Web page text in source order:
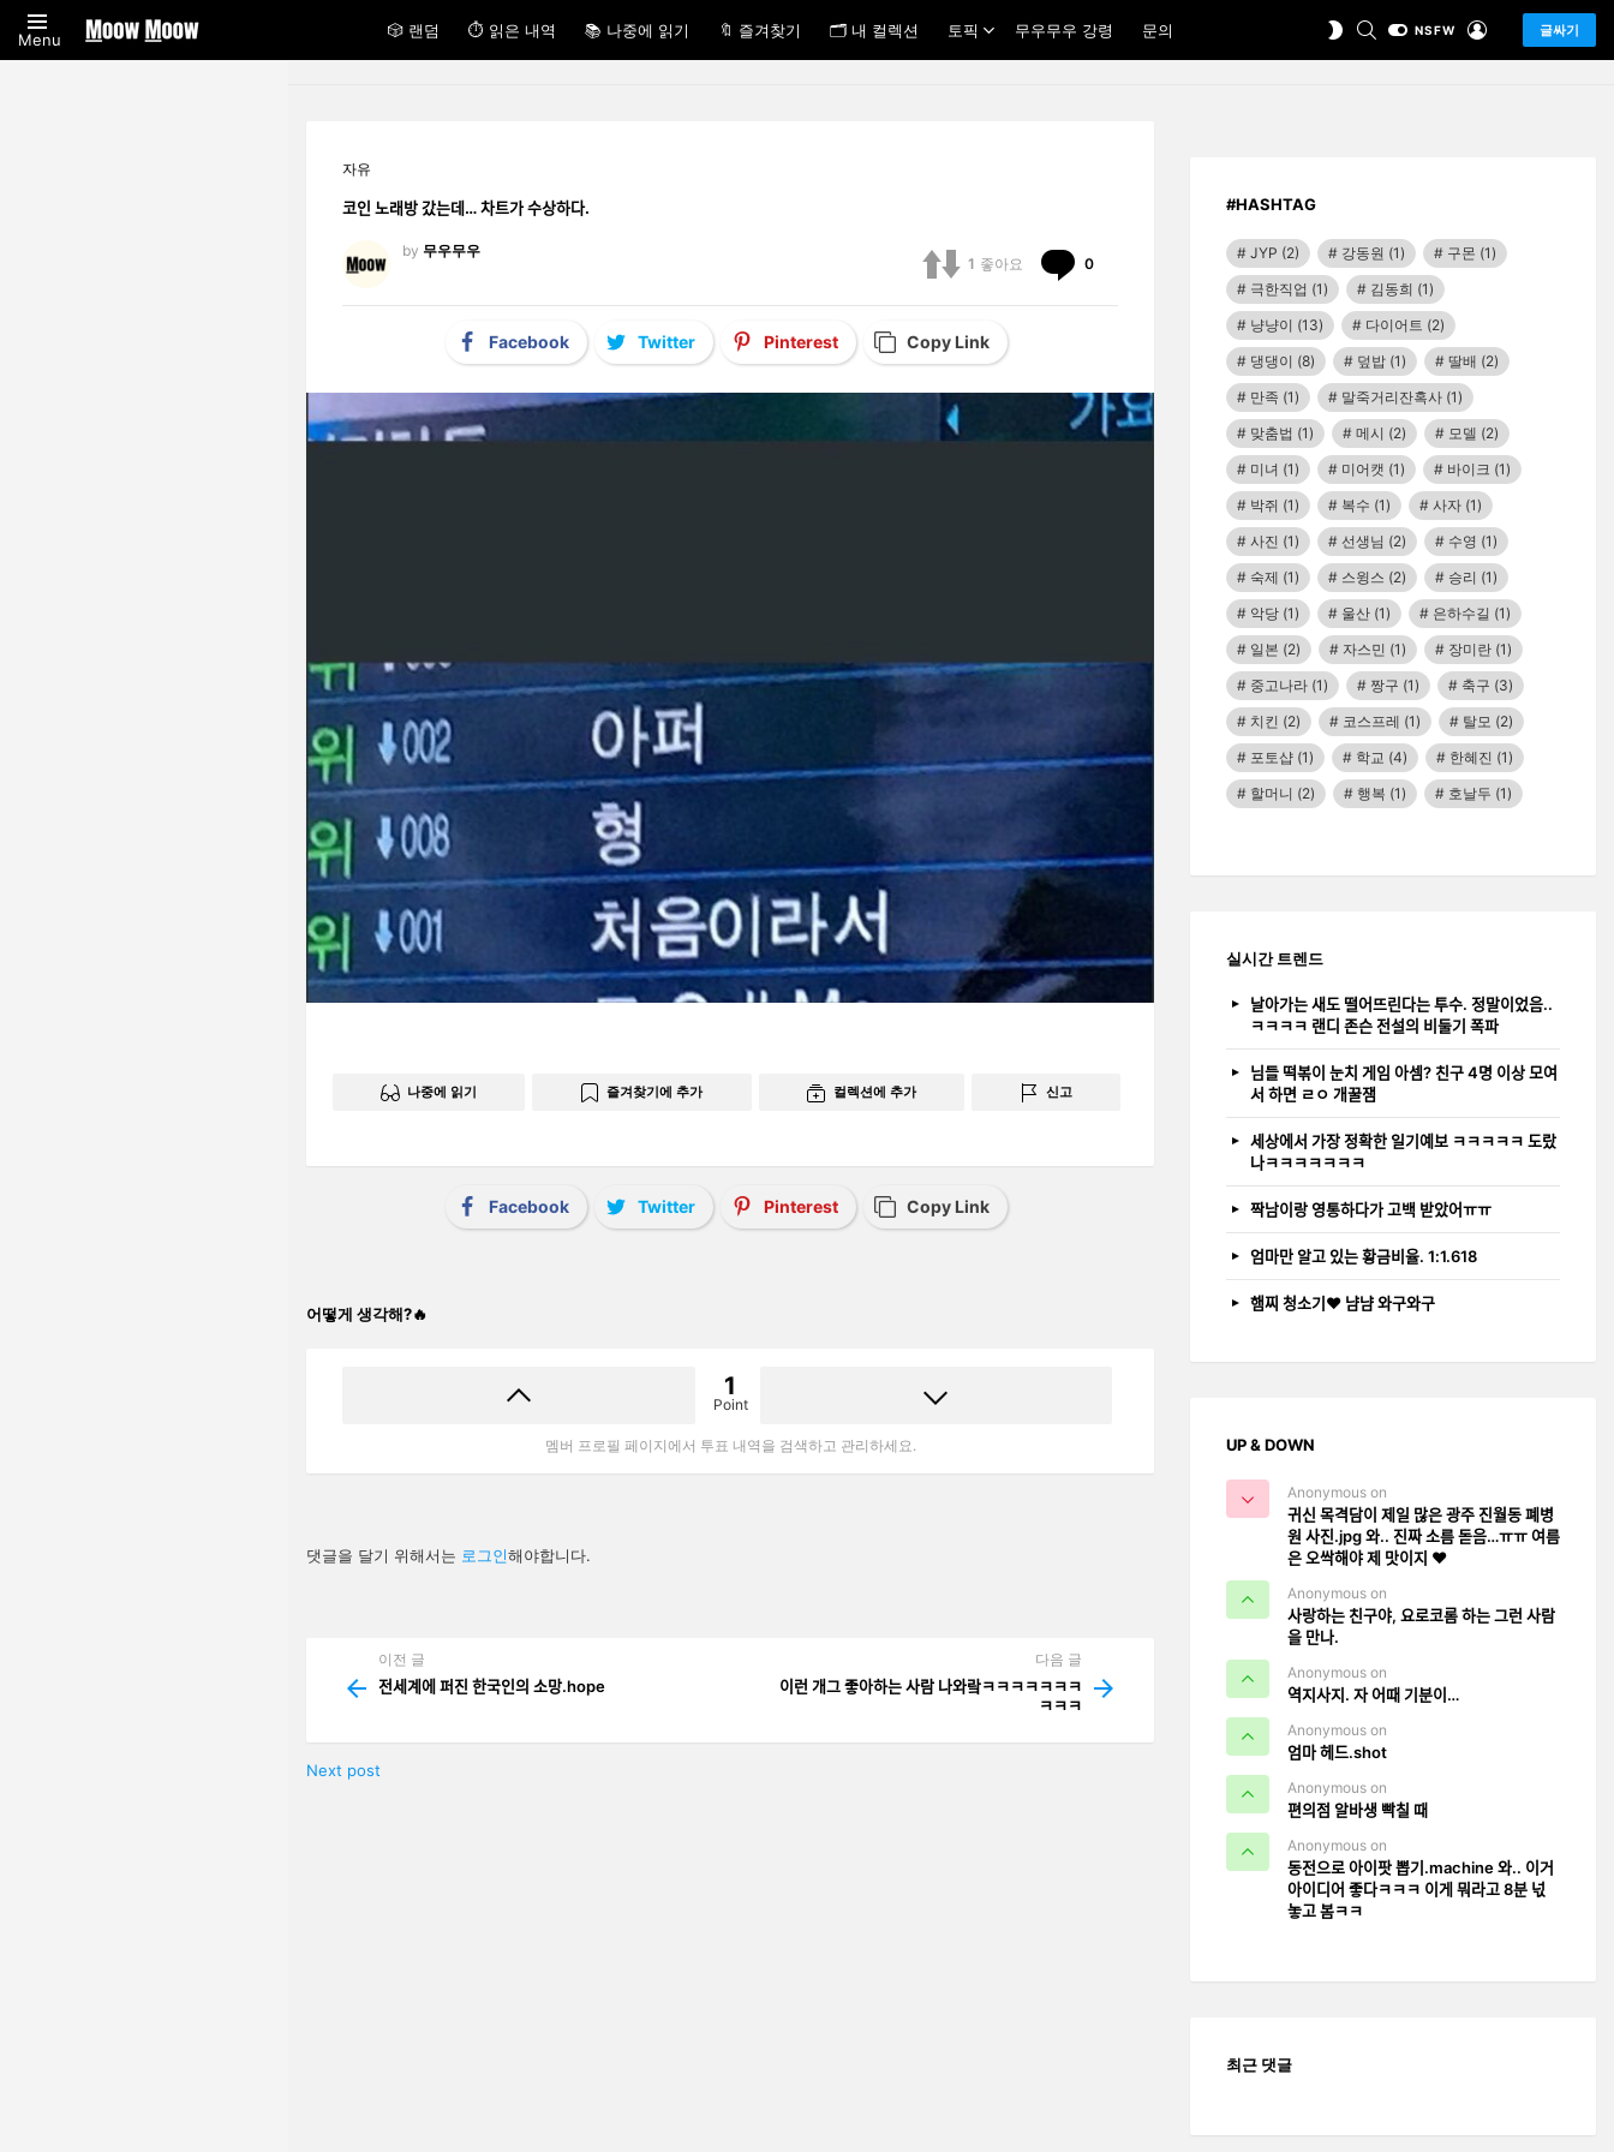
Menu 🎲 랜덤 ⏱ 읽은 내역 📚 나중에 읽기 🔖 즐겨찾기 🗂 내 컬렉션 토픽 무우무우 강령 문의
SWITCHSEARCHNSFW 글싸기
자유
코인 노래방 갔는데… 차트가 수상하다.
by 무우무우
1 좋아요 0
Facebook Twitter Pinterest Copy Link
나중에 읽기 즐겨찾기에 추가 컬렉션에 추가 신고
Facebook Twitter Pinterest Copy Link
어떻게 생각해?🔥
1
Point
멤버 프로필 페이지에서 투표 내역을 검색하고 관리하세요.
답
글
댓글을 달기 위해서는 로그인해야합니다.
more
이전 글
전세계에 퍼진 한국인의 소망.hope
다음 글
이런 개그 좋아하는 사람 나와랔ㅋㅋㅋㅋㅋㅋㅋ
ㅋㅋㅋ
Next post
#HASHTAG
JYP (2) 강동원 (1) 구몬 (1)
극한직업 (1) 김동희 (1)
냥냥이 (13) 다이어트 (2)
댕댕이 (8) 덮밥 (1) 딸배 (2)
만족 (1) 말죽거리잔혹사 (1)
맞춤법 (1) 메시 (2) 모델 (2)
미녀 (1) 미어캣 (1) 바이크 (1)
박쥐 (1) 복수 (1) 사자 (1)
사진 (1) 선생님 (2) 수영 (1)
숙제 (1) 스윙스 (2) 승리 (1)
악당 (1) 울산 (1) 은하수길 (1)
일본 (2) 자스민 (1) 장미란 (1)
중고나라 (1) 짱구 (1) 축구 (3)
치킨 (2) 코스프레 (1) 탈모 (2)
포토샵 (1) 학교 (4) 한혜진 (1)
할머니 (2) 행복 (1) 호날두 (1)
실시간 트렌드
날아가는 새도 떨어뜨린다는 투수. 정말이었음..
ㅋㅋㅋㅋ 랜디 존슨 전설의 비둘기 폭파
님들 떡볶이 눈치 게임 아셈? 친구 4명 이상 모여
서 하면 ㄹㅇ 개꿀잼
세상에서 가장 정확한 일기예보 ㅋㅋㅋㅋㅋ 도랐
나ㅋㅋㅋㅋㅋㅋㅋ
짝남이랑 영통하다가 고백 받았어ㅠㅠ
엄마만 알고 있는 황금비율. 1:1.618
햄찌 청소기❤️ 냠냠 와구와구
UP & DOWN
Anonymous on
귀신 목격담이 제일 많은 광주 진월동 폐병
원 사진.jpg 와.. 진짜 소름 돋음…ㅠㅠ 여름
은 오싹해야 제 맛이지 ❤️
Anonymous on
사랑하는 친구야, 요로코롬 하는 그런 사람
을 만나.
Anonymous on
역지사지. 자 어때 기분이…
Anonymous on
엄마 헤드.shot
Anonymous on
편의점 알바생 빡칠 때
Anonymous on
동전으로 아이팟 뽑기.machine 와.. 이거
아이디어 좋다ㅋㅋㅋ 이게 뭐라고 8분 넋
놓고 봄ㅋㅋ
최근 댓글